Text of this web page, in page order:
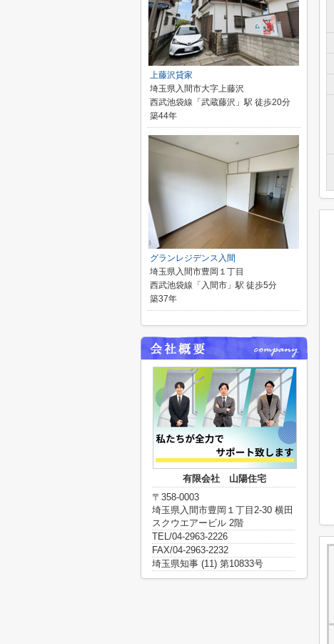
上藤沢貸家
埼玉県入間市大字上藤沢
西武池袋線「武蔵藤沢」駅 徒歩20分
築44年
グランレジデンス入間
埼玉県入間市豊岡１丁目
西武池袋線「入間市」駅 徒歩5分
築37年
有限会社 山陽住宅
〒358-0003
埼玉県入間市豊岡１丁目2-30 横田
スクウエアービル 2階
TEL/04-2963-2226
FAX/04-2963-2232
埼玉県知事 (11) 第10833号